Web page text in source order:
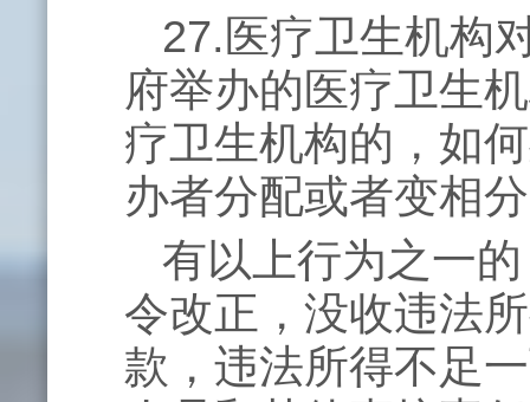
27.医疗卫生机构
府举办的医疗卫生
疗卫生机构的，如
办者分配或者变相
有以上行为之一
令改正，没收违法
款，违法所得不足